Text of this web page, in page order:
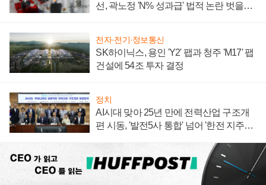
선, 곽노정 'N% 성과급' 법적 논란 벗을지
전자·전기·정보통신
SK하이닉스, 용인 'Y2' 팹과 청주 'M17' 팹
건설에 54조 투자 결정
정치
AI시대 맞아 25년 만에 전력산업 구조개
편 시동, '발전5사 통합' 넘어 '한전 지주사'